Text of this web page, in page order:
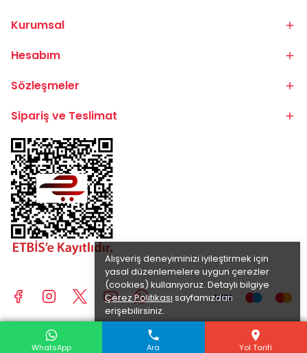
Alışveriş deneyiminizi iyileştirmek için
yasal düzenlemelere uygun çerezler
(cookies) kullanıyoruz. Detaylı bilgiye
Çerez Politikası sayfamızdan
erişebilirsiniz.
Anladım
Kurumsal
Hesabım
Sözleşmeler
Sipariş ve Teslimat
© 2025 BİKE.COM.TR | TÜM HAKLARI SAKLIDIR.
WhatsApp Ara Yol Tarifi
WhatsApp Ara Yol Tarifi
WhatsApp Ara Yol Tarifi